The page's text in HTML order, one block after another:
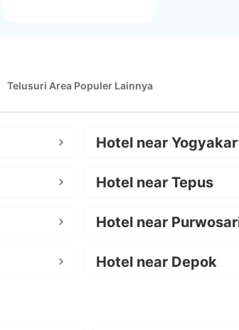
Telusuri Area Populer Lainnya
Hotel near
Hotel near Tepus
Hotel near
Hotel near Depok